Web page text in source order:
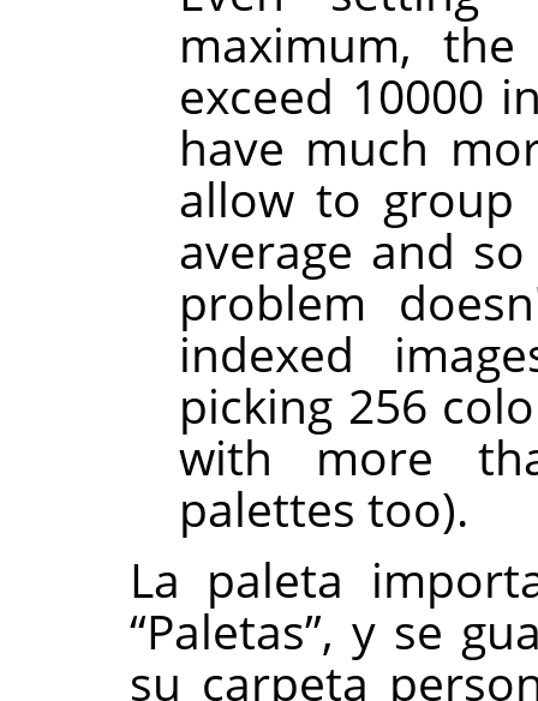
maximum,
exceed 10000
have much
allow to group
average and
problem
indexed
picking 256
with more
palettes too).
La paleta
“Paletas”, y se
su carpeta